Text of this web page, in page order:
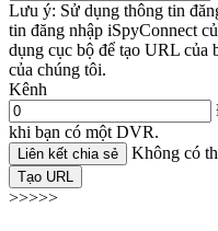
Lưu ý: Sử dụng thông tin
tin đăng nhập iSpyConnect
dụng cục bộ để tạo URL của
của chúng tôi.
Kênh
khi bạn có một DVR.
Liên kết chia sẻ Không có
Tạo URL
>>>>>